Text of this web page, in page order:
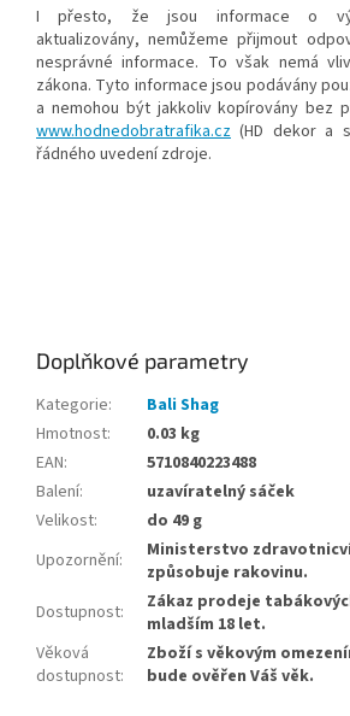
I přesto, že jsou informace o
aktualizovány, nemůžeme přijmout
nesprávné informace. To však nemá
zákona. Tyto informace jsou podávány
a nemohou být jakkoliv kopírovány bez
www.hodnedobratrafika.cz (HD dekor a
řádného uvedení zdroje.
Doplňkové parametry
Kategorie:
Bali Shag
Hmotnost:
0.03 kg
EAN:
5710840223488
Balení:
uzavíratelný sáček
Velikost:
do 49 g
Upozornění:
Ministerstvo
způsobuje rakovinu.
Dostupnost:
Zákaz prodeje
mladším 18 let.
Věková
dostupnost:
Zboží s věkovým
bude ověřen Váš věk.